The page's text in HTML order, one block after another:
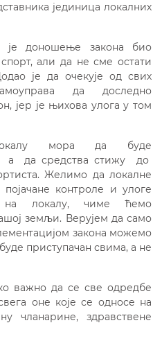
јединица локалних
је доношење закона био
али да не сме остати
је да очекује од свих
да доследно
јер је њихова улога у том
мора да буде
а да средства стижу до
Желимо да локалне
појачане контроле и улоге
на локалу, чиме ћемо
земљи. Верујем да само
закона можемо
приступачан свима, a не
важно да се све одредбе
оне које се односе на
чланарине, здравствене